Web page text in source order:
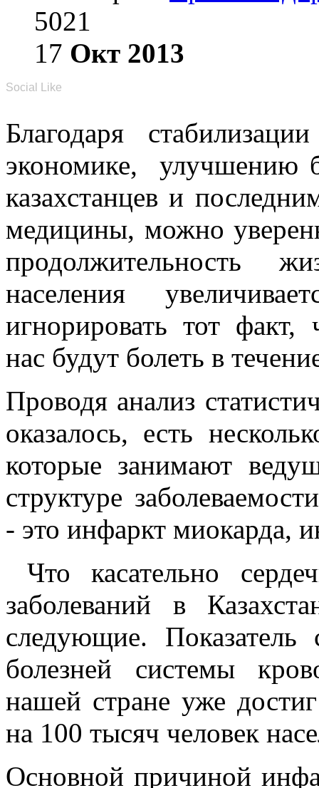
5021
17 Окт 2013
Social Like
Благодаря
экономике, улучшению
казахстанцев и
медицины, можно
продолжительность
населения
игнорировать тот
нас будут болеть в
Проводя анализ
оказалось, есть
которые занимают
структуре
- это инфаркт миокарда,
Что касательно
заболеваний в
следующие. Показатель
болезней системы
нашей стране уже
на 100 тысяч человек
Основной причиной